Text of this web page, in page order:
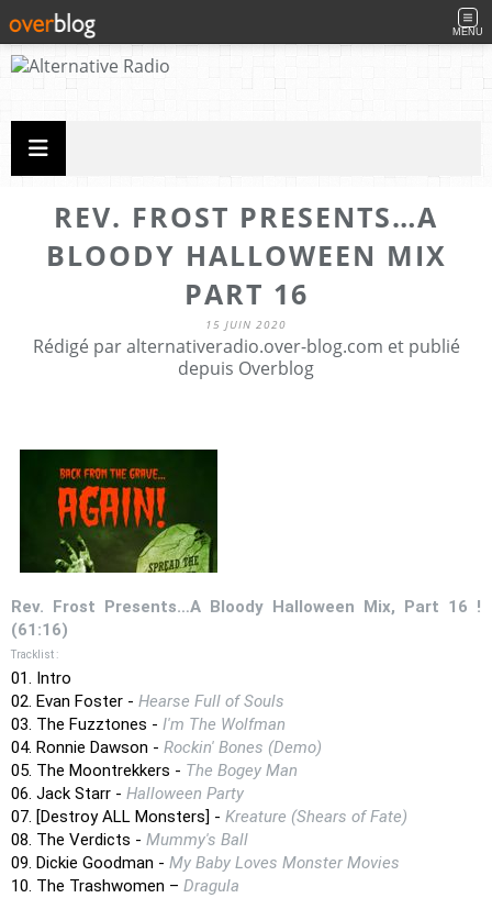
MENU
REV. FROST PRESENTS…A
BLOODY HALLOWEEN MIX
PART 16
15 JUIN 2020
Rédigé par alternativeradio.over-blog.com et publié
depuis Overblog
Rev. Frost Presents…A Bloody Halloween Mix, Part 16 !
(61:16)
Tracklist :
01. Intro
02. Evan Foster - Hearse Full of Souls
03. The Fuzztones - I'm The Wolfman
04. Ronnie Dawson - Rockin' Bones (Demo)
05. The Moontrekkers - The Bogey Man
06. Jack Starr - Halloween Party
07. [Destroy ALL Monsters] - Kreature (Shears of Fate)
08. The Verdicts - Mummy's Ball
09. Dickie Goodman - My Baby Loves Monster Movies
10. The Trashwomen – Dragula